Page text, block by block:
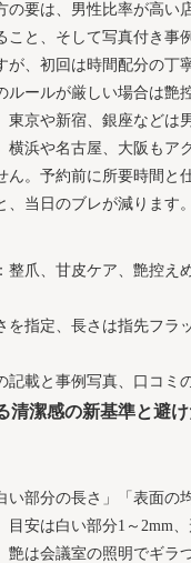
の要は、男性比率が高い
こと、そして写真付き事
が、初回は時間配分の丁
ルールが厳しい場合は艶
東京や新宿、銀座などは
横浜や名古屋、大阪もア
ん。予約前に所要時間と
、当日のブレが減ります。
整爪、甘皮ケア、艶控え
を指定、長さは指先フラ
記載と事例写真、口コミ
清潔感の新基準と避
い部分の長さ」「表面の
目安は白い部分1～2mm
艶は会議室の照明でギラ